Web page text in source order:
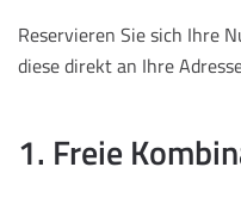
Reservieren Sie sich Ihre
diese direkt an Ihre
1. Freie